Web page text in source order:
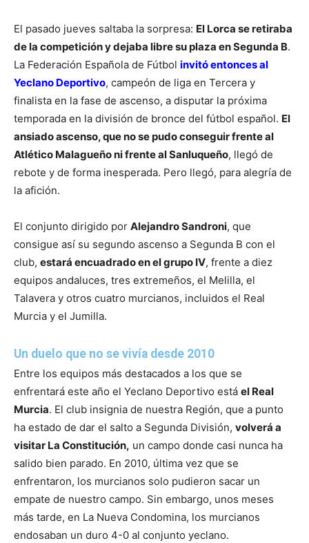
El pasado jueves saltaba la sorpresa: El Lorca se retiraba
de la competición y dejaba libre su plaza en Segunda B.
La Federación Española de Fútbol invitó entonces al
Yeclano Deportivo, campeón de liga en Tercera y
finalista en la fase de ascenso, a disputar la próxima
temporada en la división de bronce del fútbol español. El
ansiado ascenso, que no se pudo conseguir frente al
Atlético Malagueño ni frente al Sanluqueño, llegó de
rebote y de forma inesperada. Pero llegó, para alegría de
la afición.
El conjunto dirigido por Alejandro Sandroni, que
consigue así su segundo ascenso a Segunda B con el
club, estará encuadrado en el grupo IV, frente a diez
equipos andaluces, tres extremeños, el Melilla, el
Talavera y otros cuatro murcianos, incluidos el Real
Murcia y el Jumilla.
Un duelo que no se vivía desde 2010
Entre los equipos más destacados a los que se
enfrentará este año el Yeclano Deportivo está el Real
Murcia. El club insignia de nuestra Región, que a punto
ha estado de dar el salto a Segunda División, volverá a
visitar La Constitución, un campo donde casi nunca ha
salido bien parado. En 2010, última vez que se
enfrentaron, los murcianos solo pudieron sacar un
empate de nuestro campo. Sin embargo, unos meses
más tarde, en La Nueva Condomina, los murcianos
endosaban un duro 4-0 al conjunto yeclano.